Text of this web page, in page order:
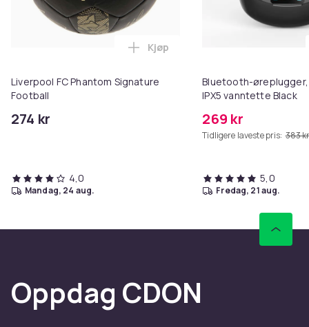
Liverpool FC Phantom Signature
Football
274 kr
Legg Liverpool FC Phantom
Kjøp
4,0
mandag, 24 aug.
Bluetooth-
IPX5 vanntette Black
269 kr
Tidligere laveste pris: 383
5,0
fredag, 21 aug.
Oppdag CDON